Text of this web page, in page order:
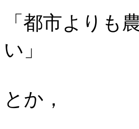
「都市よりも
い」
とか，